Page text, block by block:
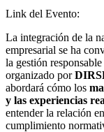
Link del Evento:
La integración de la
empresarial se ha
la gestión
organizado por
abordará cómo los
y las experiencias
entender la relación
cumplimiento